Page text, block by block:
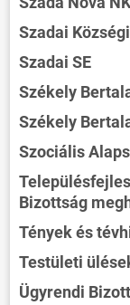
Szadai
Szadai SE
Székely
Székely
Szociális
Bizottság
Tények és
Testületi
Ügyrendi